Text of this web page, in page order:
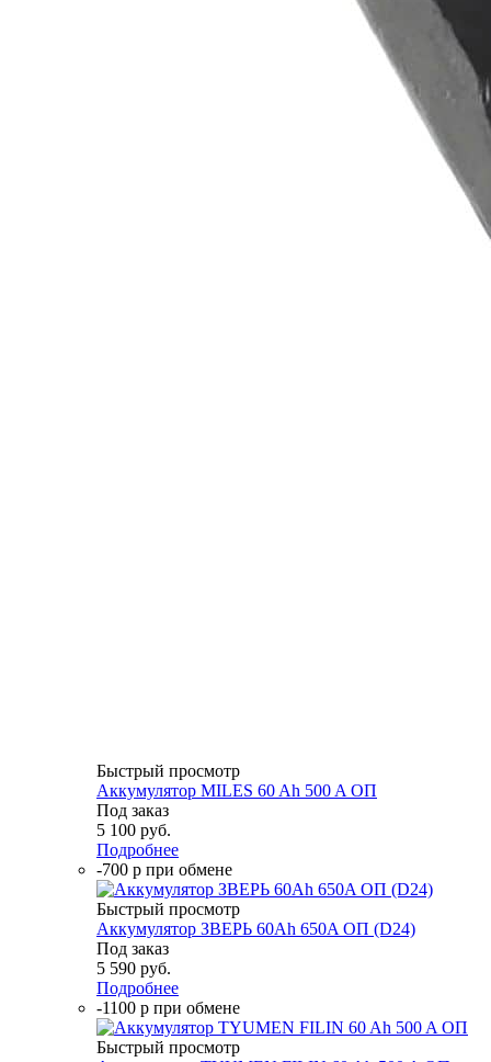
Быстрый просмотр
Аккумулятор MILES 60 Ah 500 A ОП
Под заказ
5 100 руб.
Подробнее
-700 р при обмене
Быстрый просмотр
Аккумулятор ЗВЕРЬ 60Ah 650A ОП (D24)
Под заказ
5 590 руб.
Подробнее
-1100 р при обмене
Быстрый просмотр